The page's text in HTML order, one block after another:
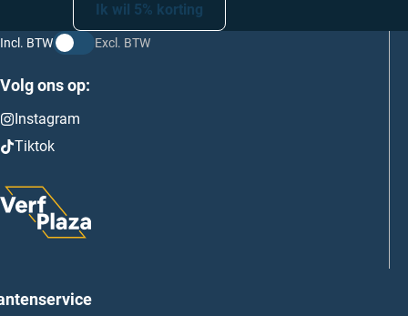
Ik wil 5% korting
Incl. BTW Excl. BTW
Volg ons op:
Instagram
Tiktok